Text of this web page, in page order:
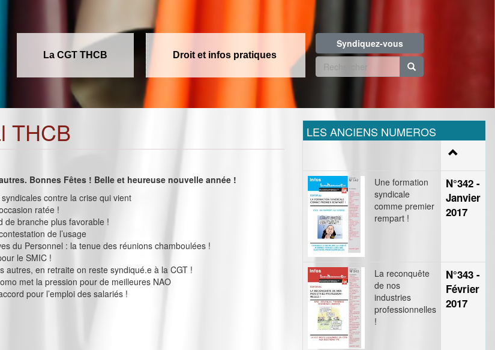
La CGT THCB Droit et infos pratiques
Syndiquez-vous
Formulaire
recherche
THCB
Bonnes Fêtes ! Belle et heureuse nouvelle année !
contre la crise qui vient
ratée !
de branche plus favorable !
de l’usage
du Personnel : la tenue des réunions chamboulées !
le SMIC !
autres, en retraite on reste syndiqué.e à la CGT !
met la pression pour de meilleures NAO
pour l’emploi des salariés !
LES ANCIENS NUMEROS
Une formation
syndicale
comme premier
rempart !
N°342 -
Janvier
2017
La reconquête
de nos
industries
professionnelles
!
N°343 -
Février
2017